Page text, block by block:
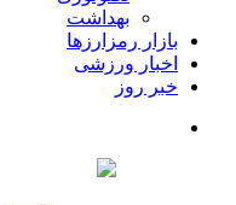
بهداشت
بازار رمزارزها
اخبار ورزشی
خبر روز